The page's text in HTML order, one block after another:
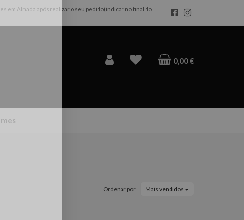
em Almada após realizar o seu pedido(indicar no final do
0,00 €
Ordenar por Mais vendidos
×